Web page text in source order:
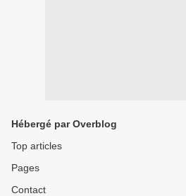
Hébergé par Overblog
Top articles
Pages
Contact